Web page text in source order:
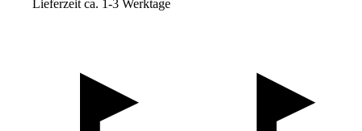
Lieferzeit ca. 1-3 Werktage